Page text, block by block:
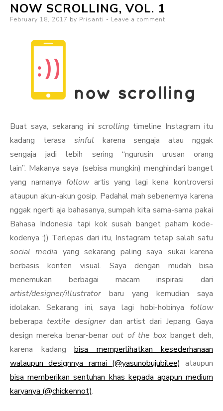
2
NOW SCROLLING, VOL. 1
Posted
February 18, 2017 by Prisanti Leave a comment
Buat saya, sekarang iniscrolling timeline Instagram itu
kadang terasa sinful karena sengaja atau nggak
sengaja jadi lebih sering “ngurusin urusan orang
lain”. Makanya saya (sebisa mungkin) menghindari banget
yang namanyafollowartis yang lagi kena kontroversi
ataupun akun-akun gosip. Padahal mah sebenernya karena
nggak ngerti aja bahasanya, sumpah kita sama-sama pakai
Bahasa Indonesia tapi kok susah banget paham kode-
kodenya :)) Terlepas dari itu, Instagram tetap salah satu
social media yang sekarang paling saya sukai karena
berbasis konten visual. Saya dengan mudah bisa
menemukan berbagai macam inspirasi dari
artist/designer/illustrator baru yang kemudian saya
idolakan. Sekarang ini, saya lagi hobi-hobinya follow
beberapatextile designerdan artist dari Jepang. Gaya
design mereka benar-benarout of the boxbanget deh,
karena kadang bisa memperlihatkan kesederhanaan
walaupun designnya ramai (@yasunobujubilee) ataupun
bisa memberikan sentuhan khas kepada apapun medium
karyanya (@chickennot).